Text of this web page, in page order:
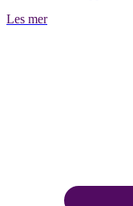
Les mer